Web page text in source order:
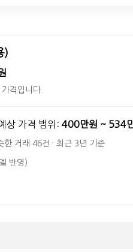
)
격입니다.
상 가격 범위: 400만원 ~ 534
한 거래 46건 · 최근 3년 기준
반영)